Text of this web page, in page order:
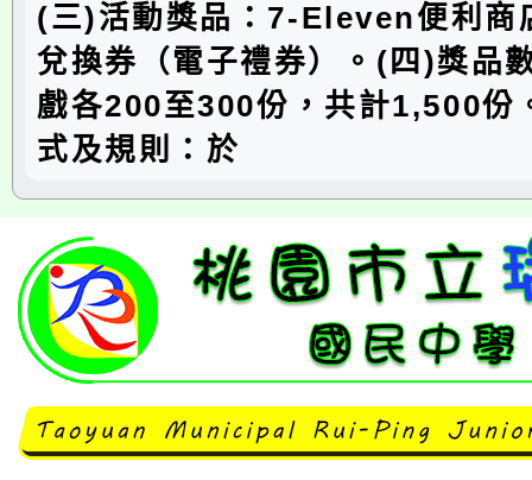
(三)活動獎品：7-Eleven便利商
兌換券（電子禮券）。(四)獎品
戲各200至300份，共計1,500份
式及規則：於